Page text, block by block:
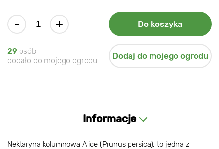
- + Do koszyka
29 osób
dodało do mojego ogrodu
Dodaj do mojego ogrodu
Informacje
Nektaryna kolumnowa Alice (Prunus persica), to jedna z